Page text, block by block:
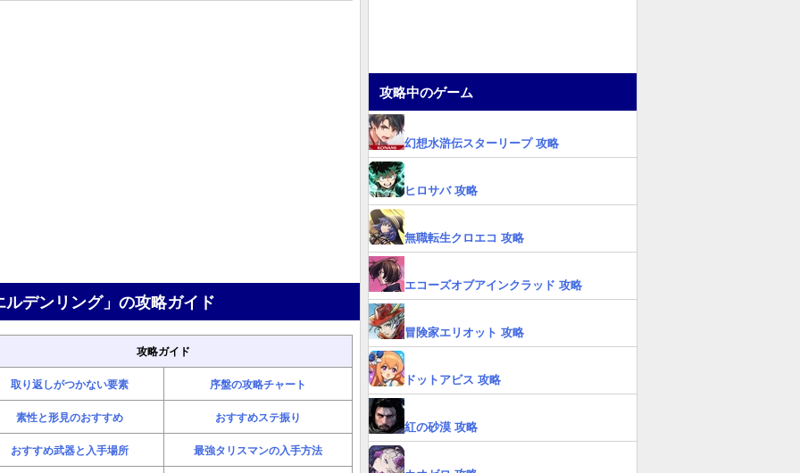
ルデンリング」の攻略ガイド
攻略ガイド
取り返しがつかない要素 序盤の攻略チャート
素性と形見のおすすめ おすすめステ振り
おすすめ武器と入手場所 最強タリスマンの入手方法
攻略中のゲーム
幻想水滸伝スターリープ 攻略
ヒロサバ 攻略
無職転生クロエコ 攻略
エコーズオブアインクラッド 攻略
冒険家エリオット 攻略
ドットアビス 攻略
紅の砂漠 攻略